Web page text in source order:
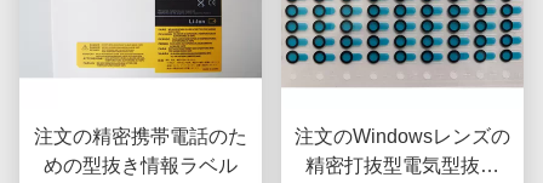
注文の精密携帯電話のた
めの型抜き情報ラベル
注文のWindowsレンズの
精密打抜型電気型抜き